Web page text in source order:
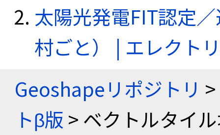
太陽光発電FIT認定
村ごと） | エレクト
Geoshapeリポジトリ >
トβ版 > ベクトルタイ